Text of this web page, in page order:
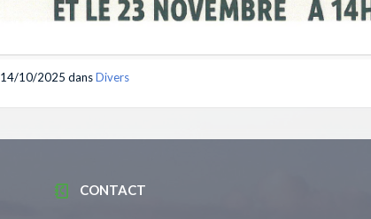
14/10/2025dansDivers
CONTACT